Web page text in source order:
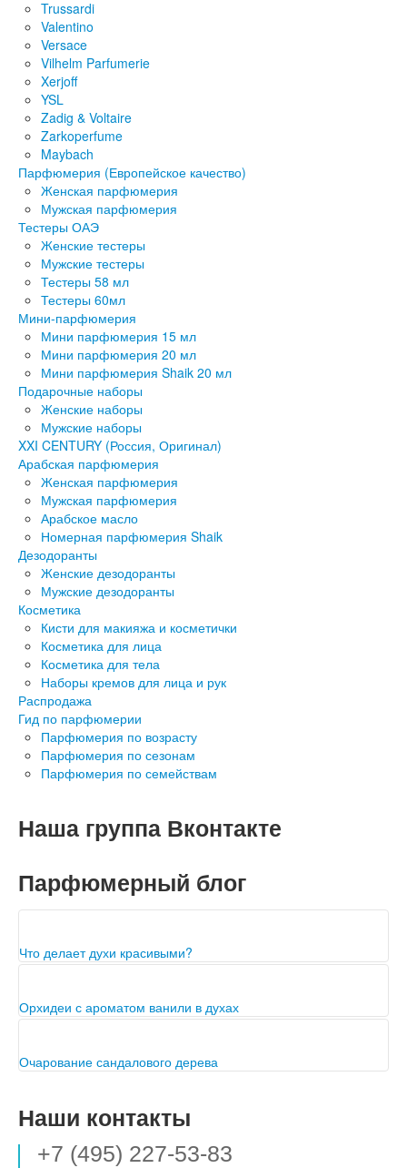
Trussardi
Valentino
Versace
Vilhelm Parfumerie
Xerjoff
YSL
Zadig & Voltaire
Zarkoperfume
Maybach
Парфюмерия (Европейское качество)
Женская парфюмерия
Мужская парфюмерия
Тестеры ОАЭ
Женские тестеры
Мужские тестеры
Тестеры 58 мл
Тестеры 60мл
Мини-парфюмерия
Мини парфюмерия 15 мл
Мини парфюмерия 20 мл
Мини парфюмерия Shaik 20 мл
Подарочные наборы
Женские наборы
Мужские наборы
XXI CENTURY (Россия, Оригинал)
Арабская парфюмерия
Женская парфюмерия
Мужская парфюмерия
Арабское масло
Номерная парфюмерия Shaik
Дезодоранты
Женские дезодоранты
Мужские дезодоранты
Косметика
Кисти для макияжа и косметички
Косметика для лица
Косметика для тела
Наборы кремов для лица и рук
Распродажа
Гид по парфюмерии
Парфюмерия по возрасту
Парфюмерия по сезонам
Парфюмерия по семействам
Наша группа Вконтакте
Парфюмерный блог
Что делает духи красивыми?
Орхидеи с ароматом ванили в духах
Очарование сандалового дерева
Наши контакты
+7 (495) 227-53-83